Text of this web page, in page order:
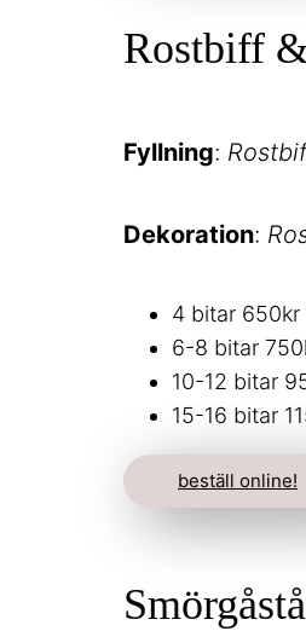
Rostbiff
Fyllning:
Dekoration:
4 bitar 650kr
6-8 bitar
10-12 bitar
15-16 bitar
beställ online!